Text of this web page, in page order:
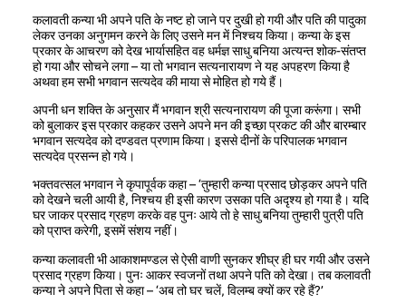
कलावती कन्या भी अपने पति के नष्ट हो जाने पर दुखी हो गयी और पति की पादुका
लेकर उनका अनुगमन करने के लिए उसने मन में निश्चय किया। कन्या के इस
प्रकार के आचरण को देख भार्यासहित वह धर्मज्ञ साधु बनिया अत्यन्त शोक-संतप्त
हो गया और सोचने लगा – या तो भगवान सत्यनारायण ने यह अपहरण किया है
अथवा हम सभी भगवान सत्यदेव की माया से मोहित हो गये हैं।
अपनी धन शक्ति के अनुसार मैं भगवान श्री सत्यनारायण की पूजा करूंगा। सभी
को बुलाकर इस प्रकार कहकर उसने अपने मन की इच्छा प्रकट की और बारम्बार
भगवान सत्यदेव को दण्डवत प्रणाम किया। इससे दीनों के परिपालक भगवान
सत्यदेव प्रसन्न हो गये।
भक्तवत्सल भगवान ने कृपापूर्वक कहा – ‘तुम्हारी कन्या प्रसाद छोड़कर अपने पति
को देखने चली आयी है, निश्चय ही इसी कारण उसका पति अदृश्य हो गया है। यदि
घर जाकर प्रसाद ग्रहण करके वह पुनः आये तो हे साधु बनिया तुम्हारी पुत्री पति
को प्राप्त करेगी, इसमें संशय नहीं।
कन्या कलावती भी आकाशमण्डल से ऐसी वाणी सुनकर शीघ्र ही घर गयी और उसने
प्रसाद ग्रहण किया। पुनः आकर स्वजनों तथा अपने पति को देखा। तब कलावती
कन्या ने अपने पिता से कहा – ‘अब तो घर चलें, विलम्ब क्यों कर रहे हैं?’